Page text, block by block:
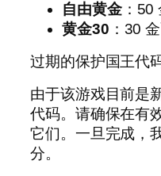
自由黄金：50
黄金30 ：30
过期的保护国王代
由于该游戏目前是
代码。请确保在有
它们。一旦完成，
分。